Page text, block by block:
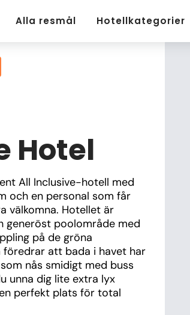
Alla resmål Hotellkategorier
Hotel
All Inclusive-hotell med
och en personal som får
välkomna. Hotellet är
generöst poolområde med
på de gröna
att bada i havet har
nås smidigt med buss
unna dig lite extra lyx
perfekt plats för total